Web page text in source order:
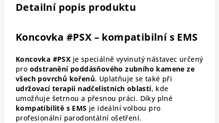
Detailní popis produktu
Koncovka #PSX – kompatibilní s EMS
Koncovka #PSX je speciálně vyvinutý nástavec určený
pro odstranění poddásňového zubního kamene ze
všech povrchů kořenů. Uplatňuje se také při
udržovací terapii nadčelistních oblastí, kde
umožňuje šetrnou a přesnou práci. Díky plné
kompatibilitě s EMS je ideální volbou pro
profesionální parodontální ošetření.